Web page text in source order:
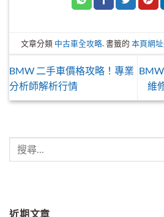
文章分類 中古車全攻略. 書籤的本頁網
BMW 二手車價格攻略！專業
分析師解析行情
維
近期文章